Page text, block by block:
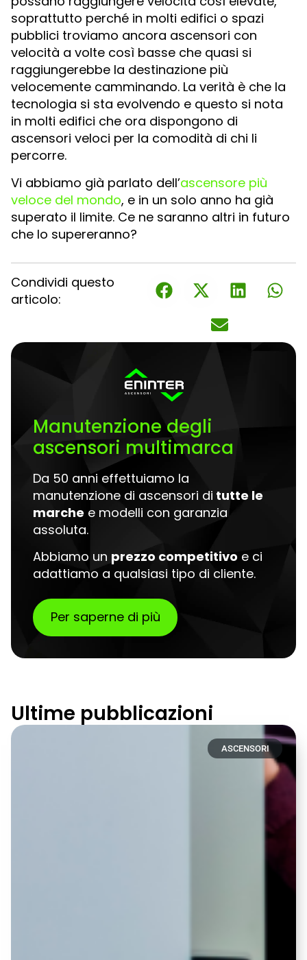
soprattutto perché in molti edifici o spazi
pubblici troviamo ancora ascensori con
velocità a volte così basse che quasi si
raggiungerebbe la destinazione più
velocemente camminando. La verità è che la
tecnologia si sta evolvendo e questo si nota
in molti edifici che ora dispongono di
ascensori veloci per la comodità di chi li
percorre.
Vi abbiamo già parlato dell’ascensore più
veloce del mondo, e in un solo anno ha già
superato il limite. Ce ne saranno altri in futuro
che lo supereranno?
Condividi questo
articolo:
Manutenzione degli
ascensori multimarca
Da 50 anni effettuiamo la
manutenzione di ascensori di tutte le
marche e modelli con garanzia
assoluta.
Abbiamo un prezzo competitivo e ci
adattiamo a qualsiasi tipo di cliente.
Per saperne di più
Ultime pubblicazioni
ASCENSORI